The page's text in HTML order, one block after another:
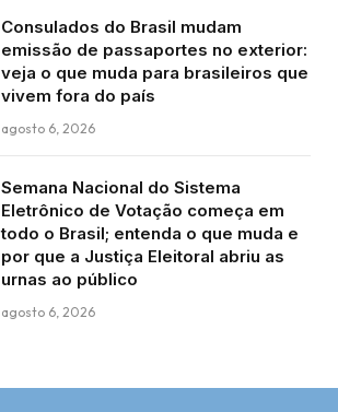
Consulados do Brasil mudam
emissão de passaportes no exterior:
veja o que muda para brasileiros que
vivem fora do país
agosto 6, 2026
Semana Nacional do Sistema
Eletrônico de Votação começa em
todo o Brasil; entenda o que muda e
por que a Justiça Eleitoral abriu as
urnas ao público
agosto 6, 2026